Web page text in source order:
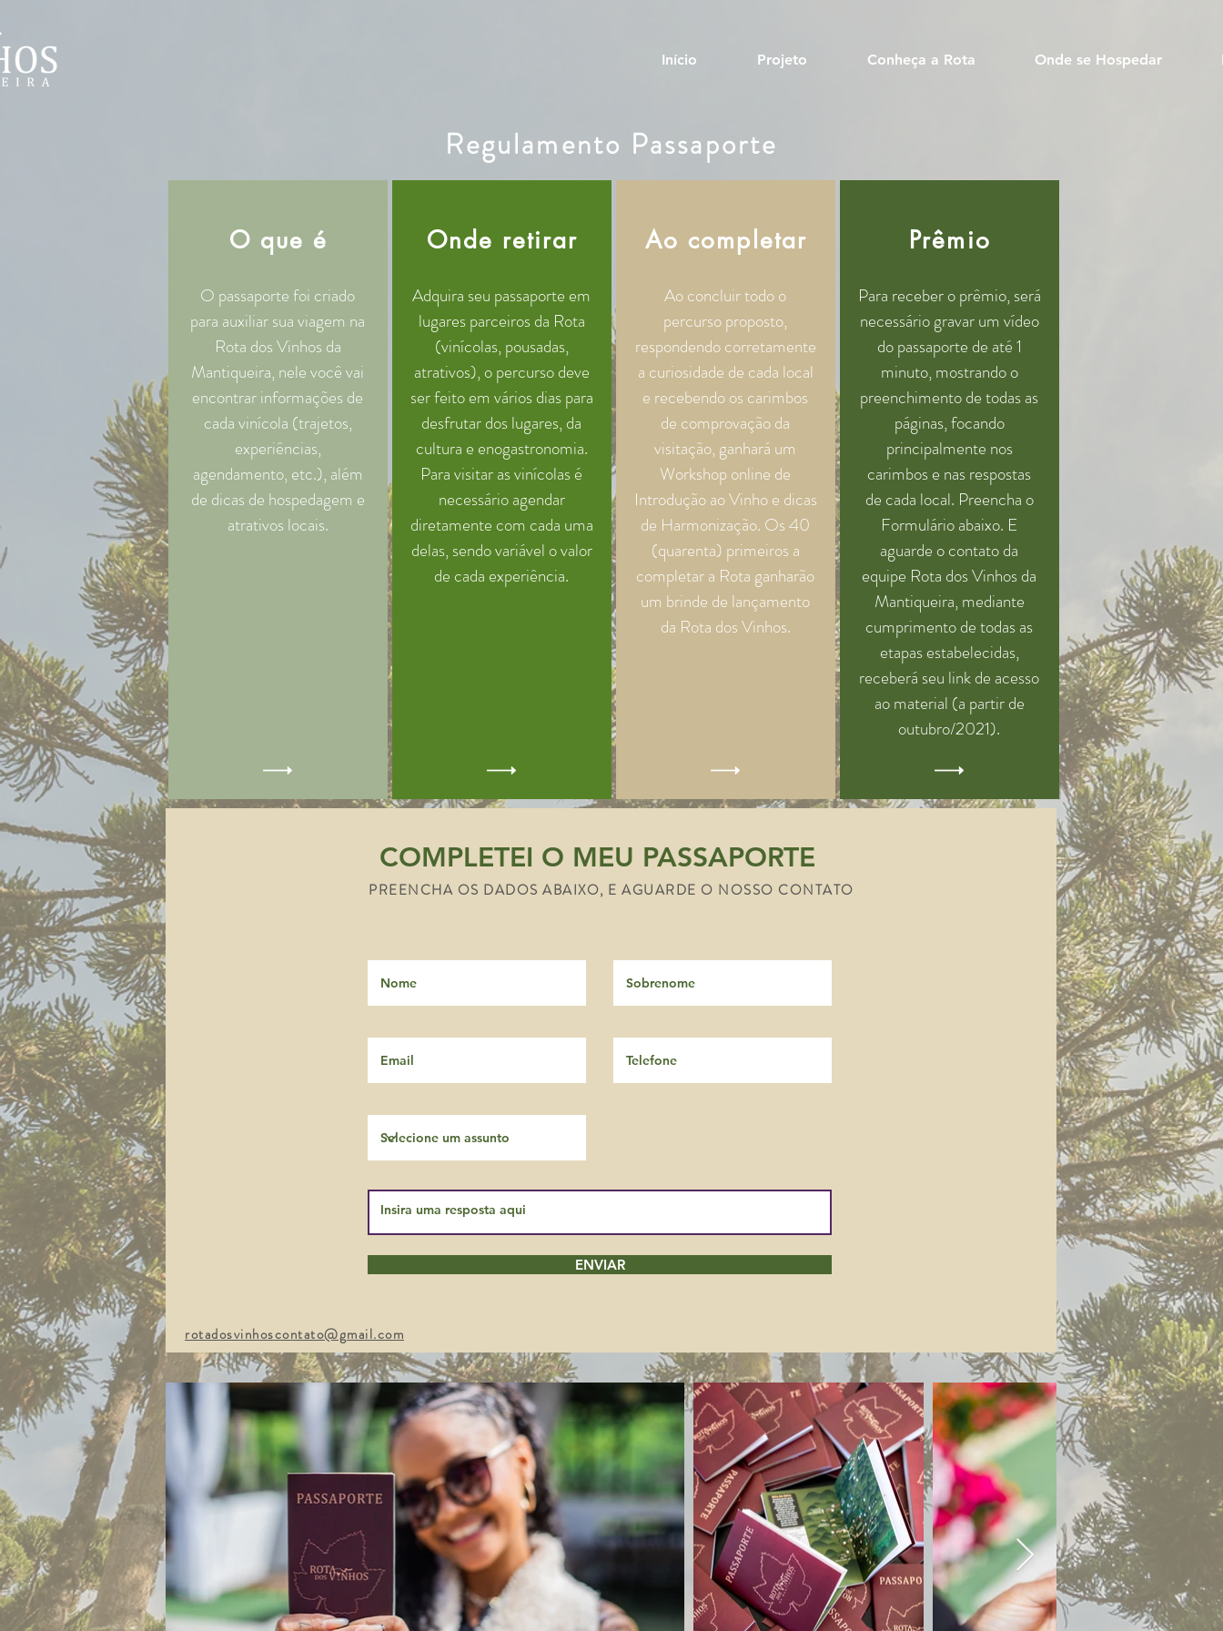
Início Projeto Conheça a Rota Onde se Hospedar
Regulamento Passaporte
O que é
O passaporte foi criado
para auxiliar sua viagem na
Rota dos Vinhos da
Mantiqueira, nele você vai
encontrar informações de
cada vinícola (trajetos,
experiências,
agendamento, etc.), além
de dicas de hospedagem e
atrativos locais.
Onde retirar
Adquira seu passaporte em
lugares parceiros da Rota
(vinícolas, pousadas,
atrativos), o percurso deve
ser feito em vários dias para
desfrutar dos lugares, da
cultura e enogastronomia.
Para visitar as vinícolas é
necessário agendar
diretamente com cada uma
delas, sendo variável o valor
de cada experiência.
Ao completar
Ao concluir todo o
percurso proposto,
respondendo corretamente
a curiosidade de cada local
e recebendo os carimbos
de comprovação da
visitação, ganhará um
Workshop online de
Introdução ao Vinho e dicas
de Harmonização. Os 40
(quarenta) primeiros a
completar a Rota ganharão
um brinde de lançamento
da Rota dos Vinhos.
Prêmio
Para receber o prêmio, será
necessário gravar um vídeo
do passaporte de até 1
minuto, mostrando o
preenchimento de todas as
páginas, focando
principalmente nos
carimbos e nas respostas
de cada local. Preencha o
Formulário abaixo. E
aguarde o contato da
equipe Rota dos Vinhos da
Mantiqueira, mediante
cumprimento de todas as
etapas estabelecidas,
receberá seu link de acesso
ao material (a partir de
outubro/2021).
COMPLETEI O MEU PASSAPORTE
PREENCHA OS DADOS ABAIXO, E AGUARDE O NOSSO CONTATO
ENVIAR
rotadosvinhoscontato@gmail.com